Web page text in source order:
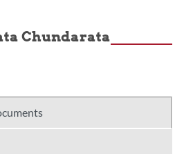
Chundarata